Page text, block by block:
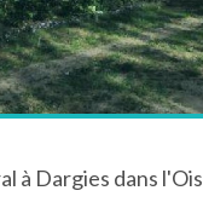
à Dargies dans